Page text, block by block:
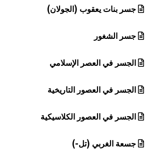
جسر بنات يعقوب (الجولان)
جسر الشغور
الجسر في العصر الإسلامي
الجسر في العصور التاريخية
الجسر في العصور الكلاسيكية
جسعة الغربي (تل-)